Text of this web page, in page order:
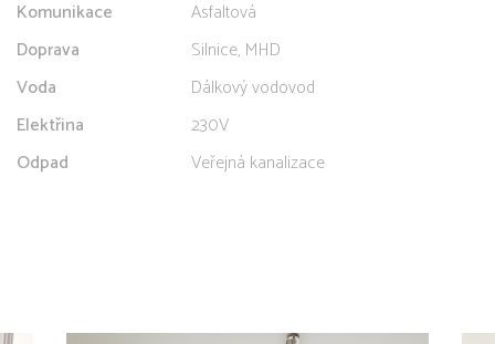
Komunikace
Asfaltová
Doprava
Silnice, MHD
Voda
Dálkový vodovod
Elektřina
230V
Odpad
Veřejná kanalizace